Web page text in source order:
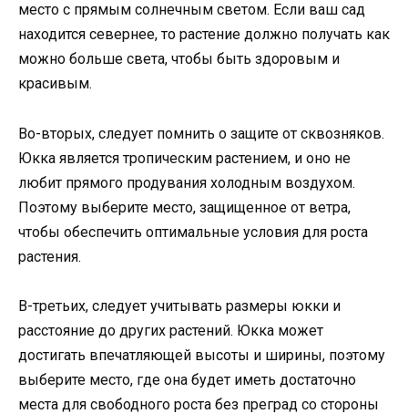
место с прямым солнечным светом. Если ваш сад
находится севернее, то растение должно получать как
можно больше света, чтобы быть здоровым и
красивым.
Во-вторых, следует помнить о защите от сквозняков.
Юкка является тропическим растением, и оно не
любит прямого продувания холодным воздухом.
Поэтому выберите место, защищенное от ветра,
чтобы обеспечить оптимальные условия для роста
растения.
В-третьих, следует учитывать размеры юкки и
расстояние до других растений. Юкка может
достигать впечатляющей высоты и ширины, поэтому
выберите место, где она будет иметь достаточно
места для свободного роста без преград со стороны